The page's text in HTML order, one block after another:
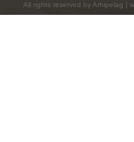
All rights reserved by Arhipelag |